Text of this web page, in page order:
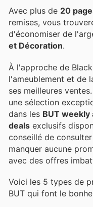
Avec plus de 20
remises, vous
d'économiser de
et Décoration.
À l'approche de
l'ameublement et de
ses meilleures
une sélection
dans les BUT weekly
deals exclusifs
conseillé de
manquer aucune
avec des offres
Voici les 5 types de
BUT qui font le